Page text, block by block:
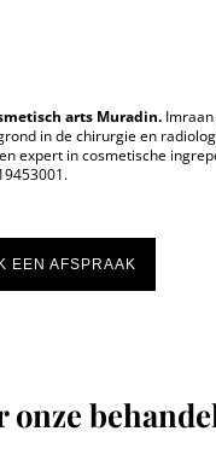
EEN AFSPRAAK
arts Muradin.
in de chirurgie en
expert in cosmetische
onze